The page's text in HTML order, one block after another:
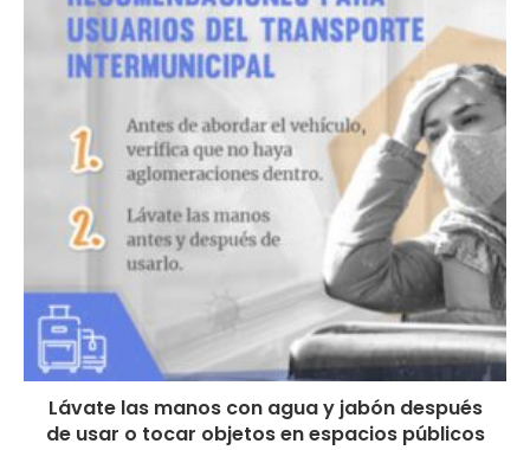
Lávate las manos con agua y jabón después
de usar o tocar objetos en espacios públicos